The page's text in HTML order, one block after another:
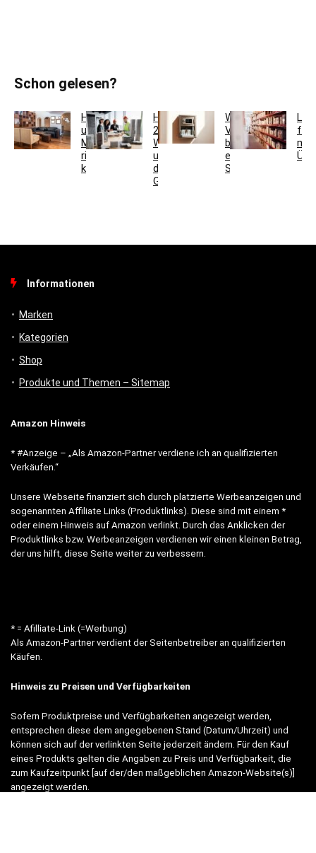
Schon gelesen?
Holzfarben
und
Möbel
richtig
kombinieren
Hausmeisterservice
2.0:
Werkzeugkoffer
und
digitales
Gebäudemanagement
Welche
Vorteile
bietet
ein
Schlüsseltresor?
für
Informationen
Marken
Kategorien
Shop
Produkte und Themen – Sitemap
Amazon Hinweis
* #Anzeige – „Als Amazon-Partner verdiene ich an qualifizierten
Verkäufen.“
Unsere Webseite finanziert sich durch platzierte Werbeanzeigen und
sogenannten Affiliate Links (Produktlinks). Diese sind mit einem *
oder einem Hinweis auf Amazon verlinkt. Durch das Anklicken der
Produktlinks bzw. Werbeanzeigen verdienen wir einen kleinen Betrag,
der uns hilft, diese Seite weiter zu verbessern.
* = Afilliate-Link (=Werbung)
Als Amazon-Partner verdient der Seitenbetreiber an qualifizierten
Käufen.
Hinweis zu Preisen und Verfügbarkeiten
Sofern Produktpreise und Verfügbarkeiten angezeigt werden,
entsprechen diese dem angegebenen Stand (Datum/Uhrzeit) und
können sich auf der verlinkten Seite jederzeit ändern. Für den Kauf
eines Produkts gelten die Angaben zu Preis und Verfügbarkeit, die
zum Kaufzeitpunkt [auf der/den maßgeblichen Amazon-Website(s)]
angezeigt werden.